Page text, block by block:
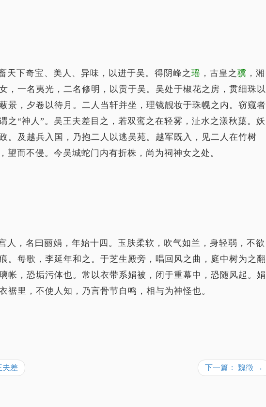
天下奇宝、美人、异味，以进于吴。得阴峰之 瑶 ，古皇之 骥 ，湘
，一名夷光，二名修明，以贡于吴。吴处于椒花之房，贯细珠以
景，夕卷以待月。二人当轩并坐，理镜靓妆于珠幌之内。窃窥者
之“神人”。吴王夫差目之，若双鸾之在轻雾，沚水之漾秋蕖。妖
。及越兵入国，乃抱二人以逃吴苑。越军既入，见二人在竹树
望而不侵。今吴城蛇门内有折株，尚为祠神女之处。
人，名曰丽娟，年始十四。玉肤柔软，吹气如兰，身轻弱，不欲
。每歌，李延年和之。于芝生殿旁，唱回风之曲，庭中树为之翻
帐，恐垢污体也。常以衣带系娟被，闭于重幕中，恐随风起。娟
裾里，不使人知，乃言骨节自鸣，相与为神怪也。
夫差 下一篇： 魏徵 →